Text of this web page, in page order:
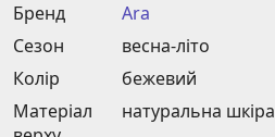
Бренд
Ara
Сезон
весна-літо
Колір
бежевий
Матеріал
натуральна шкіра